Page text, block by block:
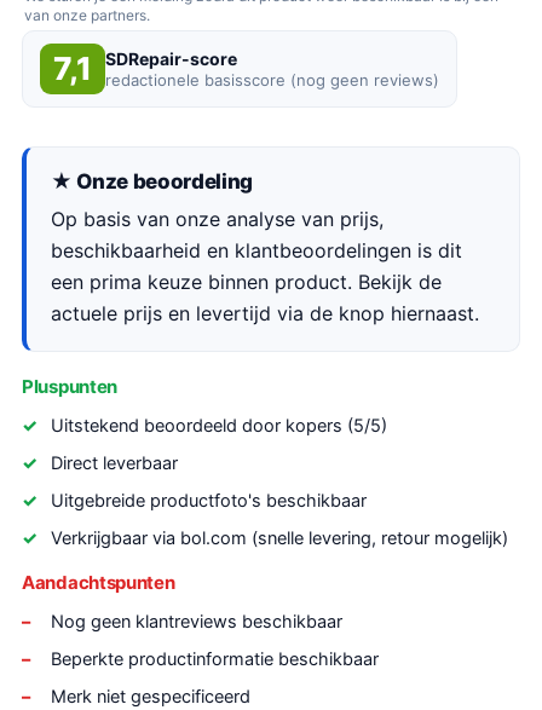
van onze partners.
7,1 SDRepair-score
redactionele basisscore (nog geen reviews)
★ Onze beoordeling
Op basis van onze analyse van prijs,
beschikbaarheid en klantbeoordelingen is dit
een prima keuze binnen product. Bekijk de
actuele prijs en levertijd via de knop hiernaast.
Pluspunten
Uitstekend beoordeeld door kopers (5/5)
Direct leverbaar
Uitgebreide productfoto's beschikbaar
Verkrijgbaar via bol.com (snelle levering, retour mogelijk)
Aandachtspunten
Nog geen klantreviews beschikbaar
Beperkte productinformatie beschikbaar
Merk niet gespecificeerd